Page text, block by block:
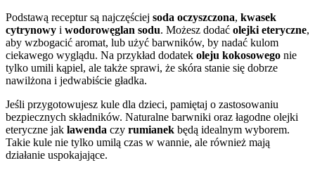
Podstawą receptur są najczęściej soda oczyszczona, kwasek
cytrynowy i wodorowęglan sodu. Możesz dodać olejki eteryczne,
aby wzbogacić aromat, lub użyć barwników, by nadać kulom
ciekawego wyglądu. Na przykład dodatek oleju kokosowego nie
tylko umili kąpiel, ale także sprawi, że skóra stanie się dobrze
nawilżona i jedwabiście gładka.
Jeśli przygotowujesz kule dla dzieci, pamiętaj o zastosowaniu
bezpiecznych składników. Naturalne barwniki oraz łagodne olejki
eteryczne jak lawenda czy rumianek będą idealnym wyborem.
Takie kule nie tylko umilą czas w wannie, ale również mają
działanie uspokajające.